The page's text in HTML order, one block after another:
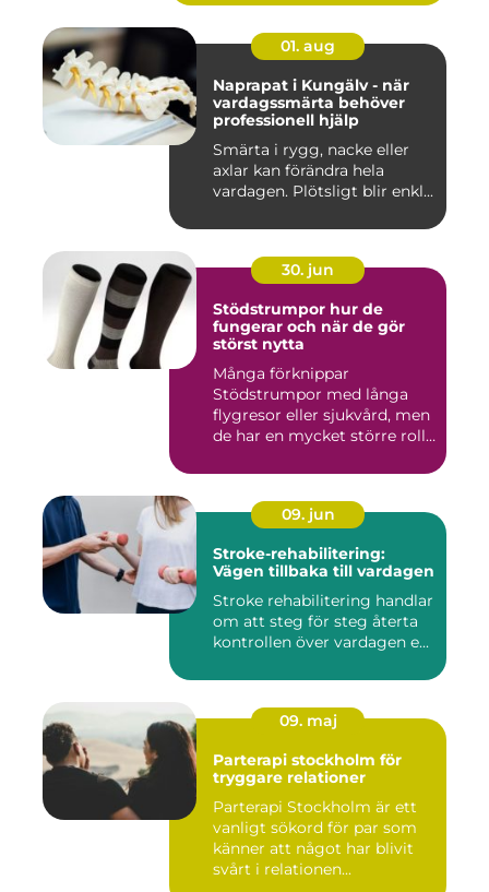
01. aug
Naprapat i Kungälv - när
vardagssmärta behöver
professionell hjälp
Smärta i rygg, nacke eller
axlar kan förändra hela
vardagen. Plötsligt blir enkl...
30. jun
Stödstrumpor hur de
fungerar och när de gör
störst nytta
Många förknippar
Stödstrumpor med långa
flygresor eller sjukvård, men
de har en mycket större roll
09. jun
Stroke-rehabilitering:
Vägen tillbaka till vardagen
Stroke rehabilitering handlar
om att steg för steg återta
kontrollen över vardagen e...
09. maj
Parterapi stockholm för
tryggare relationer
Parterapi Stockholm är ett
vanligt sökord för par som
känner att något har blivit
svårt i relationen...